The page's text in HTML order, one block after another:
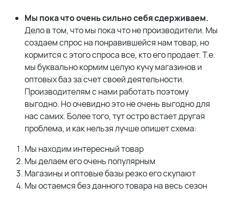
Мы пока что очень сильно себя сдерживаем.
Дело в том, что мы пока что не производители. Мы
создаем спрос на понравившейся нам товар, но
кормится с этого спроса все, кто его продает. Т.е.
мы буквально кормим целую кучу магазинов и
оптовых баз за счет своей деятельности.
Производителям с нами работать поэтому
выгодно. Но очевидно это не очень выгодно для
нас самих. Более того, тут остро встает другая
проблема, и как нельзя лучше опишет схема:
Мы находим интересный товар
Мы делаем его очень популярным
Магазины и оптовые базы резко его скупают
Мы остаемся без данного товара на весь сезон